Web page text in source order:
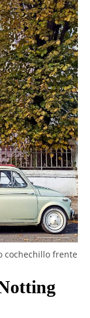
cochechillo frente